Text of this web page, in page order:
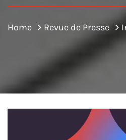
Home Revue de Presse